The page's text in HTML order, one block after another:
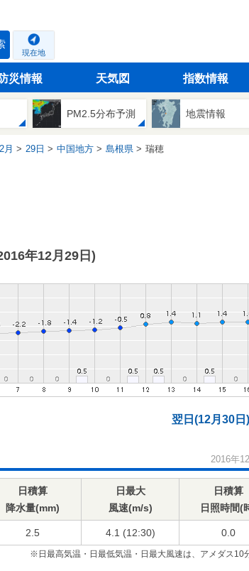
現在地
防災情報 天気図 指数情報
PM2.5分布予測 地震情報
月 29日 中国地方 島根県 瑞穂
年12月29日)
翌日(12月30日)
2016年
日積算
降水量(mm)
日最大
風速(m/s)
日積算
日照時間(
2.5 4.1 (12:30) 0.0
※日最高気温・日最低気温・日最大風速は、アメダス10